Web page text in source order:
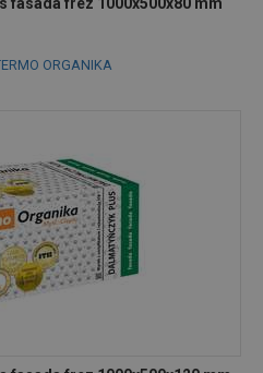
fasada frez 1000x500x80 mm
ORGANIKA